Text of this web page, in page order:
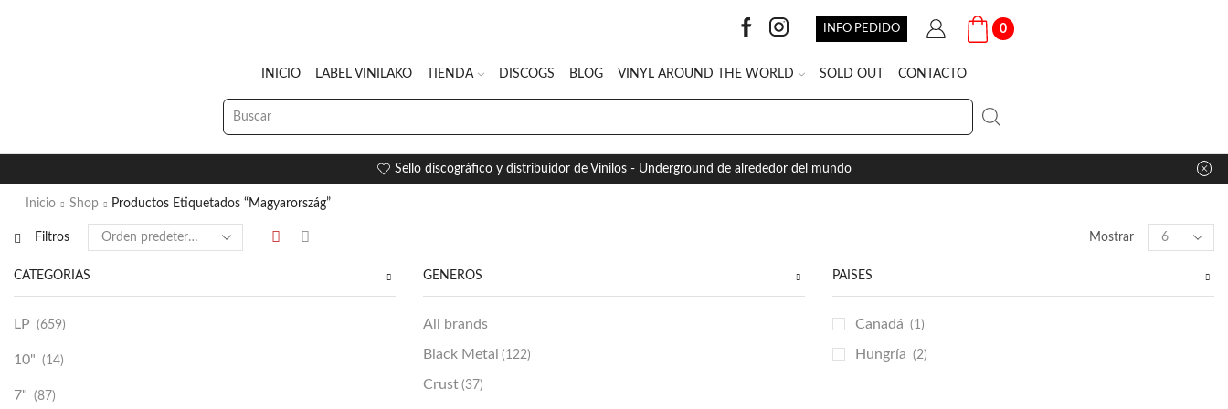
INFO PEDIDO 0
INICIO LABEL VINILAKO TIENDA DISCOGS BLOG VINYL AROUND THE WORLD SOLD OUT CONTACTO
SEARCH
INPUT
Sello discográfico y distribuidor de Vinilos - Underground de alrededor del mundo
Inicio Shop Productos Etiquetados “Magyarország”
Filtros Mostrar
Products
per
CATEGORÍAS
LP (659)
10" (14)
7" (87)
GÉNEROS
All brands
Black Metal (122)
Crust (37)
PAÍSES
Canadá (1)
Hungría (2)